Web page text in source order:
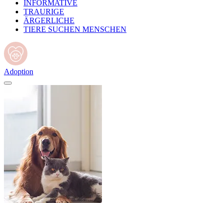
INFORMATIVE
TRAURIGE
ÄRGERLICHE
TIERE SUCHEN MENSCHEN
Adoption